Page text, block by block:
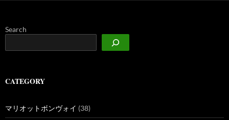
Search
CATEGORY
マリオットボンヴォイ (38)